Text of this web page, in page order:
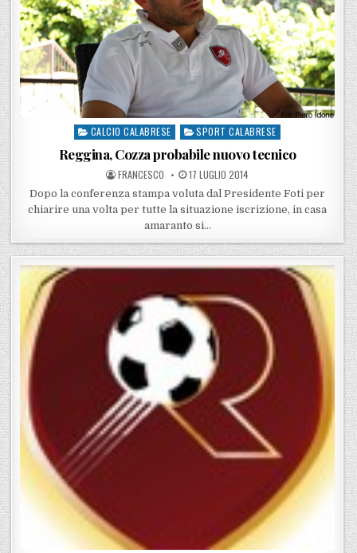
Posted in
CALCIO CALABRESE SPORT CALABRESE
Reggina, Cozza probabile nuovo tecnico
POSTED BY
FRANCESCO POSTED ON
17 LUGLIO 2014
Dopo la conferenza stampa voluta dal Presidente Foti per
chiarire una volta per tutte la situazione iscrizione, in casa
amaranto si…